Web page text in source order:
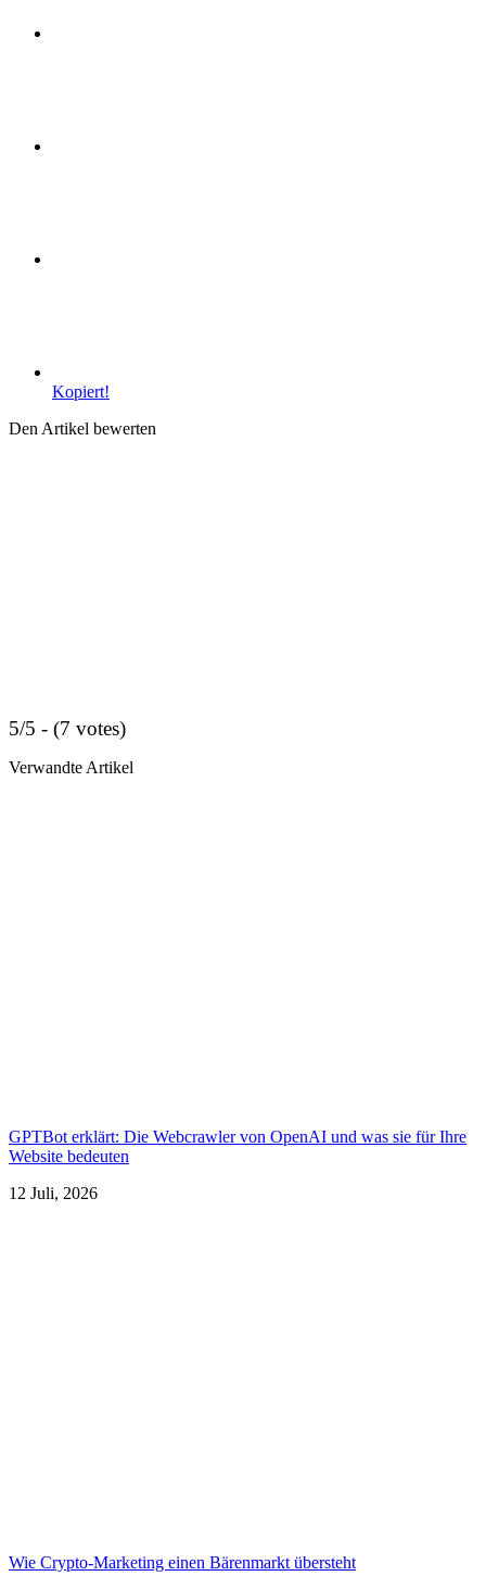
Kopiert!
Den Artikel bewerten
5/5 - (7 votes)
Verwandte Artikel
GPTBot erklärt: Die Webcrawler von OpenAI und was sie für Ihre
Website bedeuten
12 Juli, 2026
Wie Crypto-Marketing einen Bärenmarkt übersteht